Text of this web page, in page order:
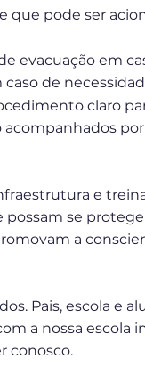
que pode ser
evacuação em
de
claro
e
se
a
Pais, escola e
a nossa escola
conosco.